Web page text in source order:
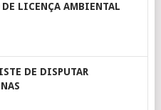
DE LICENÇA AMBIENTAL
DE DISPUTAR